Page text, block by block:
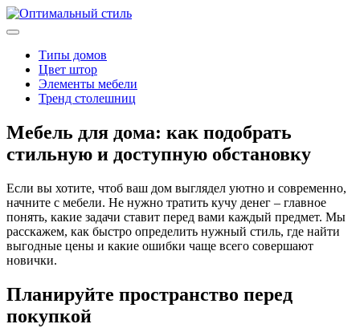
Типы домов
Цвет штор
Элементы мебели
Тренд столешниц
Мебель для дома: как подобрать
стильную и доступную обстановку
Если вы хотите, чтоб ваш дом выглядел уютно и современно,
начните с мебели. Не нужно тратить кучу денег – главное
понять, какие задачи ставит перед вами каждый предмет. Мы
расскажем, как быстро определить нужный стиль, где найти
выгодные цены и какие ошибки чаще всего совершают
новички.
Планируйте пространство перед
покупкой